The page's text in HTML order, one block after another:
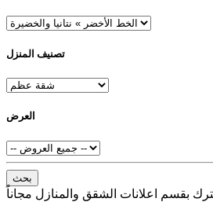
تصنيف المنزل
العرض
بحث